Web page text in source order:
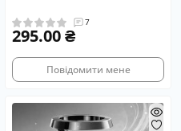
7
295.00 ₴
Повідомити мене